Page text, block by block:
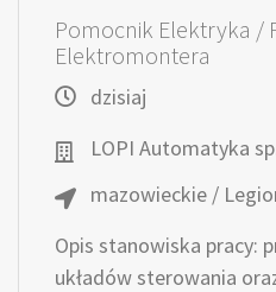
Pomocnik Elektryka /
Elektromontera
dzisiaj
LOPI Automatyka
mazowieckie /
Opis stanowiska pracy:
układów sterowania